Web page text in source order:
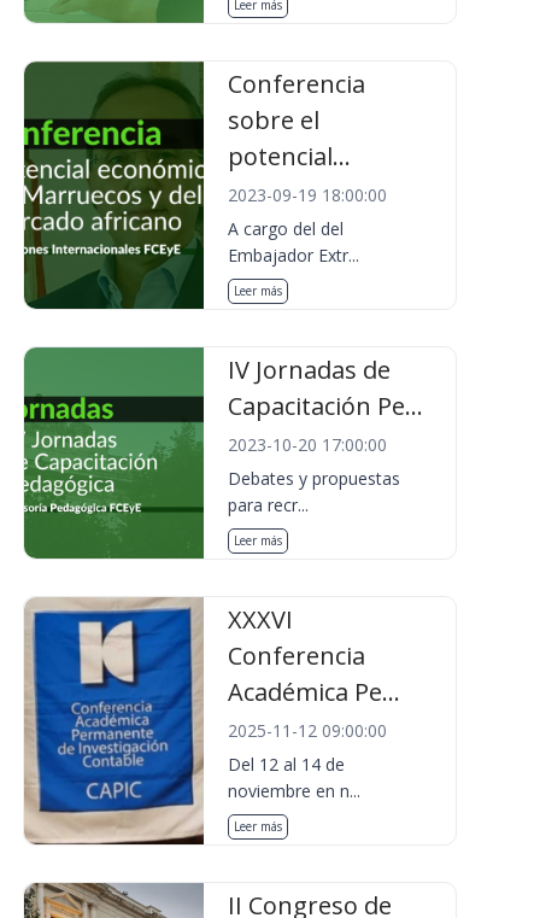
Leer más
Conferencia
sobre el
potencial...
2023-09-19 18:00:00
A cargo del del
Embajador Extr...
Leer más
IV Jornadas de
Capacitación Pe...
2023-10-20 17:00:00
Debates y propuestas
para recr...
Leer más
XXXVI
Conferencia
Académica Pe...
2025-11-12 09:00:00
Del 12 al 14 de
noviembre en n...
Leer más
II Congreso de